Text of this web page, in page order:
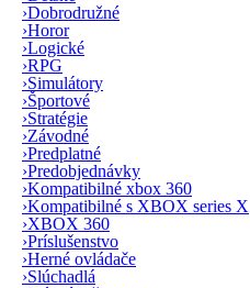
›Dobrodružné
›Horor
›Logické
›RPG
›Simulátory
›Športové
›Stratégie
›Závodné
›Predplatné
›Predobjednávky
›Kompatibilné xbox 360
›Kompatibilné s XBOX series X
›XBOX 360
›Príslušenstvo
›Herné ovládače
›Slúchadlá